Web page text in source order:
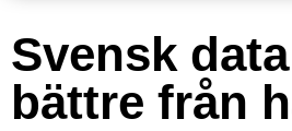
Svensk
bättre från